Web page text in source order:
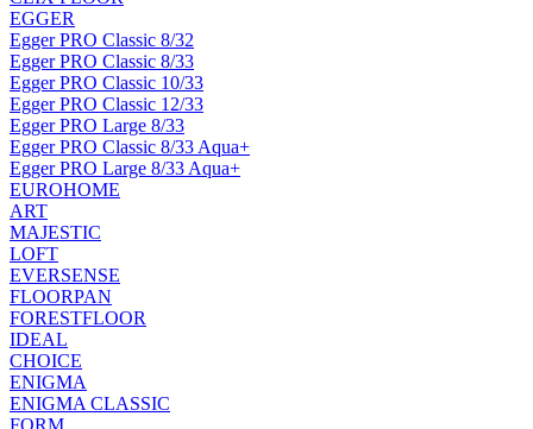
EGGER
Egger PRO Classic 8/32
Egger PRO Classic 8/33
Egger PRO Classic 10/33
Egger PRO Classic 12/33
Egger PRO Large 8/33
Egger PRO Classic 8/33 Aqua+
Egger PRO Large 8/33 Aqua+
EUROHOME
ART
MAJESTIC
LOFT
EVERSENSE
FLOORPAN
FORESTFLOOR
IDEAL
CHOICE
ENIGMA
ENIGMA CLASSIC
FORM